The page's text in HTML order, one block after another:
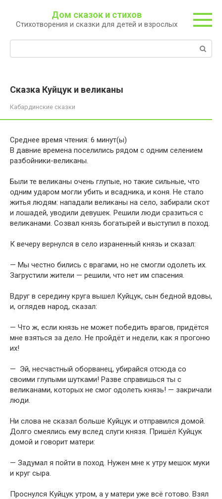
контенту
Дом сказок и стихов
Стихотворения и сказки для детей и взрослых
Сказка Куйцук и великаны
Кабардинские сказки
Среднее время чтения: 6 минут(ы)
В давние времена поселились рядом с одним селением
разбойники-великаны.
Были те великаны очень глупые, но такие сильные, что
одним ударом могли убить и всадника, и коня. Не стало
житья людям: нападали велика­ны на село, забирали скот
и лошадей, уводили девушек. Решили люди сразиться с
великанами. Созвал князь богатырей и выступил в поход.
К вечеру вернулся в село израненный князь и сказал:
— Мы честно бились с врагами, но не смогли одолеть их.
Загрустили жители — решили, что нет им спасения.
Вдруг в середину круга вышел Куйцук, сын бедной вдовы,
и, оглядев народ, сказал:
— Что ж, если князь не может победить врагов, придётся
мне взяться за дело. Не пройдёт и недели, как я прогоню
их!
— Эй, несчастный оборванец, убирайся отсюда со
своими глупыми шутками! Разве справишься ты с
великанами, которых не смог одолеть князь! — закричали
люди.
Ни слова не сказал больше Куйцук и отправился домой.
Долго смея­лись ему вслед слуги князя. Пришёл Куйцук
домой и говорит матери:
— Задумал я пойти в поход. Нужен мне к утру мешок муки
и круг сыра.
Проснулся Куйцук утром, а у матери уже всё готово. Взял